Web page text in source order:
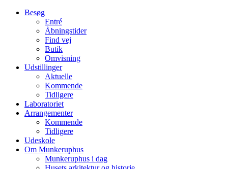
Besøg
Entré
Åbningstider
Find vej
Butik
Omvisning
Udstillinger
Aktuelle
Kommende
Tidligere
Laboratoriet
Arrangementer
Kommende
Tidligere
Udeskole
Om Munkeruphus
Munkeruphus i dag